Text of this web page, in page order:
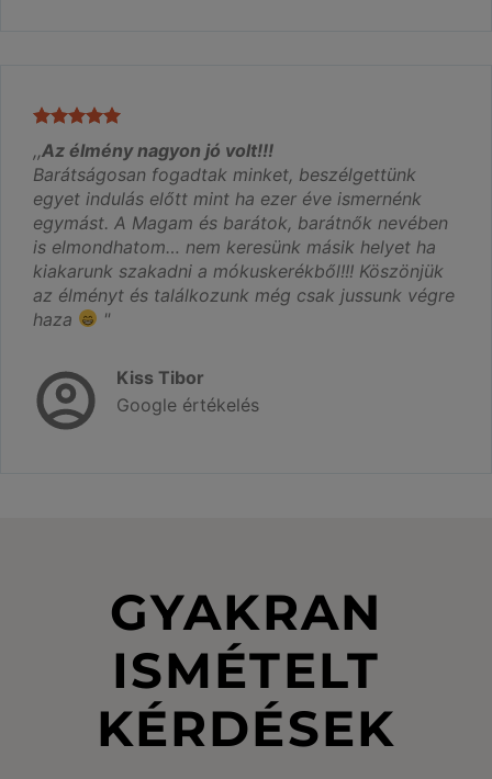
,,Az élmény nagyon jó volt!!!
Barátságosan fogadtak minket, beszélgettünk
egyet indulás előtt mint ha ezer éve ismernénk
egymást. A Magam és barátok, barátnők nevében
is elmondhatom… nem keresünk másik helyet ha
kiakarunk szakadni a mókuskerékből!!! Köszönjük
az élményt és találkozunk még csak jussunk végre
haza
"
Kiss Tibor
Google értékelés
GYAKRAN
ISMÉTELT
KÉRDÉSEK